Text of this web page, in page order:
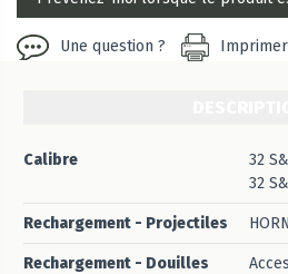
Une question ? Imprimer
Calibre
32
32
Rechargement - Projectiles
Rechargement - Douilles